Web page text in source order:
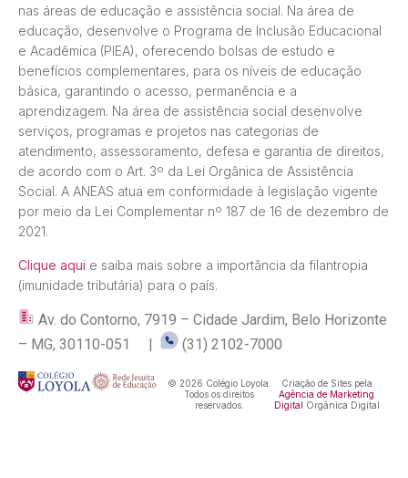
nas áreas de educação e assistência social. Na área de
educação, desenvolve o Programa de Inclusão Educacional
e Acadêmica (PIEA), oferecendo bolsas de estudo e
benefícios complementares, para os níveis de educação
básica, garantindo o acesso, permanência e a
aprendizagem. Na área de assistência social desenvolve
serviços, programas e projetos nas categorias de
atendimento, assessoramento, defesa e garantia de direitos,
de acordo com o Art. 3º da Lei Orgânica de Assistência
Social. A ANEAS atua em conformidade à legislação vigente
por meio da Lei Complementar nº 187 de 16 de dezembro de
2021.
Clique aqui e saiba mais sobre a importância da filantropia
(imunidade tributária) para o país.
Av. do Contorno, 7919 – Cidade Jardim, Belo Horizonte
– MG, 30110-051 |
(31) 2102-7000
© 2026 Colégio Loyola.
Todos os direitos
reservados.
Criação de Sites pela
Agência de Marketing
Digital
Orgânica Digital